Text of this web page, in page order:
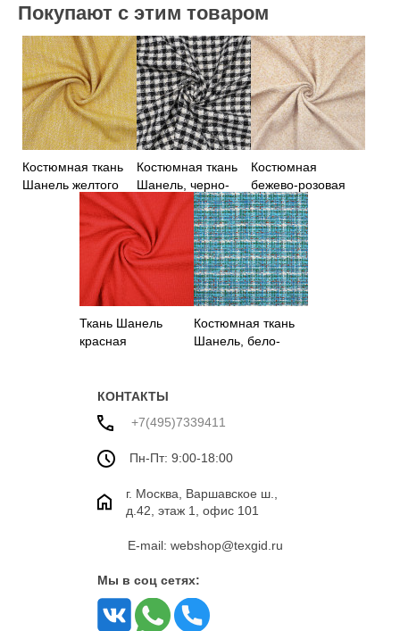
Покупают с этим товаром
Костюмная ткань
Шанель желтого
Костюмная ткань
Шанель, черно-
белая клетка
Костюмная
бежево-розовая
ткань Шанель
Ткань Шанель
красная
Костюмная ткань
Шанель, бело-
КОНТАКТЫ
+7(495)7339411
Пн-Пт: 9:00-18:00
г. Москва, Варшавское ш.,
д.42, этаж 1, офис 101
E-mail: webshop@texgid.ru
Мы в соц сетях: